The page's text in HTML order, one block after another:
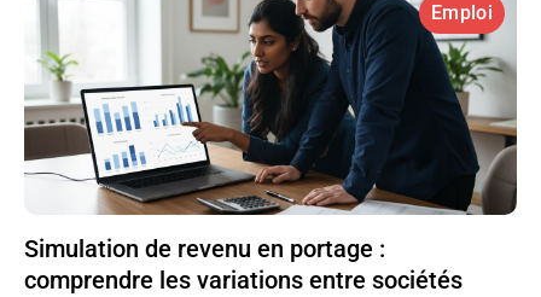
Emploi
Simulation de revenu en portage :
comprendre les variations entre sociétés